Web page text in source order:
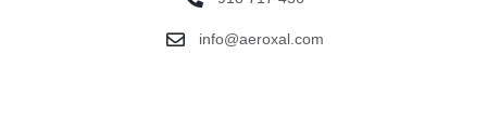
info@aeroxal.com